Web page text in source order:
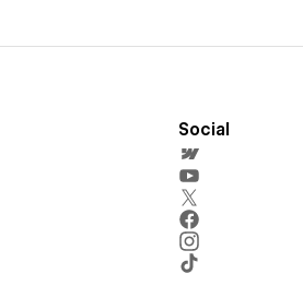
Social